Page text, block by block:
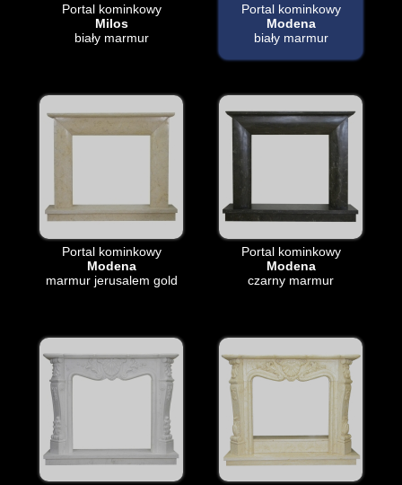
Portal kominkowy
Milos
biały marmur
Portal kominkowy
Modena
biały marmur
Portal kominkowy
Modena
marmur jerusalem gold
Portal kominkowy
Modena
czarny marmur